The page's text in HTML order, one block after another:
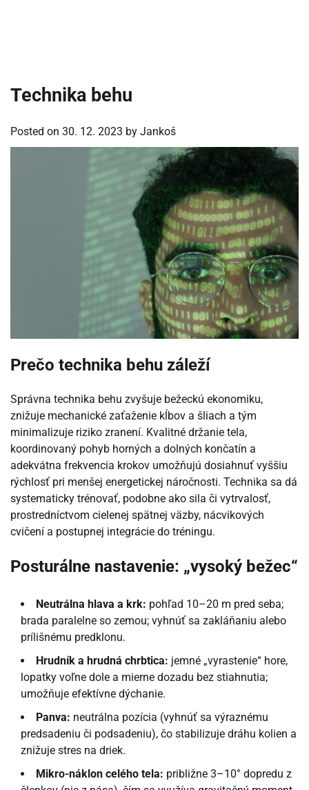
Technika behu
Posted on 30. 12. 2023 by Jankoš
Prečo technika behu záleží
Správna technika behu zvyšuje bežeckú ekonomiku,
znižuje mechanické zaťaženie kĺbov a šliach a tým
minimalizuje riziko zranení. Kvalitné držanie tela,
koordinovaný pohyb horných a dolných končatín a
adekvátna frekvencia krokov umožňujú dosiahnuť vyššiu
rýchlosť pri menšej energetickej náročnosti. Technika sa dá
systematicky trénovať, podobne ako sila či vytrvalosť,
prostredníctvom cielenej spätnej väzby, nácvikových
cvičení a postupnej integrácie do tréningu.
Posturálne nastavenie: „vysoký bežec“
Neutrálna hlava a krk: pohľad 10–20 m pred seba;
brada paralelne so zemou; vyhnúť sa zakláňaniu alebo
prílišnému predklonu.
Hrudník a hrudná chrbtica: jemné „vyrastenie“ hore,
lopatky voľne dole a mierne dozadu bez stiahnutia;
umožňuje efektívne dýchanie.
Panva: neutrálna pozícia (vyhnúť sa výraznému
predsadeniu či podsadeniu), čo stabilizuje dráhu kolien a
znižuje stres na driek.
Mikro-náklon celého tela: približne 3–10° dopredu z